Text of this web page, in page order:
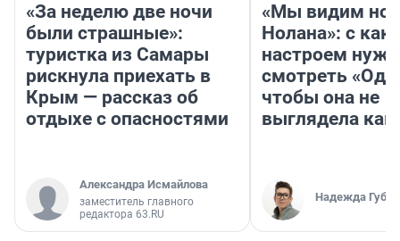
«За неделю две ночи
были страшные»:
туристка из Самары
рискнула приехать в
Крым — рассказ об
отдыхе с опасностями
Александра Исмайлова
заместитель главного
редактора 63.RU
«Мы видим
Нолана»: с
настроем
смотреть
чтобы она не
выглядела как
Надежда